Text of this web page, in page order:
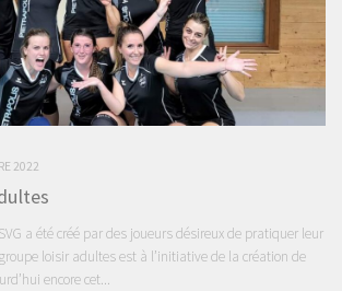
2022
a été créé par des joueurs désireux de pratiquer leur
loisir adultes est à l’initiative de la création de
encore cet...